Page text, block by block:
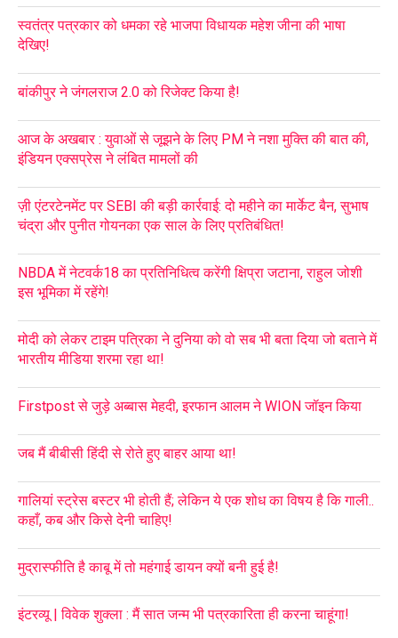
स्वतंत्र पत्रकार को धमका रहे भाजपा विधायक महेश जीना की भाषा
देखिए!
बांकीपुर ने जंगलराज 2.0 को रिजेक्ट किया है!
आज के अखबार : युवाओं से जूझने के लिए PM ने नशा मुक्ति की बात की,
इंडियन एक्सप्रेस ने लंबित मामलों की
ज़ी एंटरटेनमेंट पर SEBI की बड़ी कार्रवाई: दो महीने का मार्केट बैन, सुभाष
चंद्रा और पुनीत गोयनका एक साल के लिए प्रतिबंधित!
NBDA में नेटवर्क18 का प्रतिनिधित्व करेंगी क्षिप्रा जटाना, राहुल जोशी
इस भूमिका में रहेंगे!
मोदी को लेकर टाइम पत्रिका ने दुनिया को वो सब भी बता दिया जो बताने में
भारतीय मीडिया शरमा रहा था!
Firstpost से जुड़े अब्बास मेहदी, इरफान आलम ने WION जॉइन किया
जब मैं बीबीसी हिंदी से रोते हुए बाहर आया था!
गालियां स्ट्रेस बस्टर भी होती हैं; लेकिन ये एक शोध का विषय है कि गाली..
कहाँ, कब और किसे देनी चाहिए!
मुद्रास्फीति है काबू में तो महंगाई डायन क्यों बनी हुई है!
इंटरव्यू | विवेक शुक्ला : मैं सात जन्म भी पत्रकारिता ही करना चाहूंगा!